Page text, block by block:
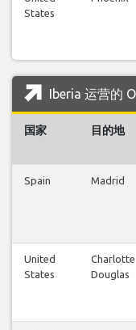
States
Iberia 运营的
国家 目的地
Spain Madrid
United
States
Charlotte
Douglas